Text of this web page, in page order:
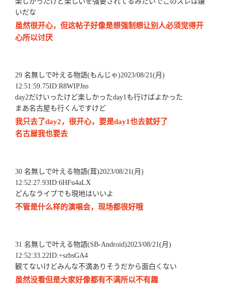
いだな
虽然很开心，但这帖子好像是想强制想让别人必须觉得开
心所以讨厌
29 名無しで叶える物語(もんじゃ)2023/08/21(月)
12:51:59.75ID:R8WIPJns
day2だけいったけど楽しかったday1も行けばよかった
まあ名古屋も行くんですけど
我只去了day2，很开心，要是day1也去就好了
名古屋我也要去
30 名無しで叶える物語(茸)2023/08/21(月)
12:52:27.93ID:6HFu4aLX
どんなライブでも現地はいいよ
不管是什么样的演唱会，现场都很好哦
31 名無しで叶える物語(SB-Android)2023/08/21(月)
12:52:33.22ID:+szbsGA4
観てないけどみんな不満ありそうだから面白くない
虽然没看但是大家好像都有不满所以不有趣